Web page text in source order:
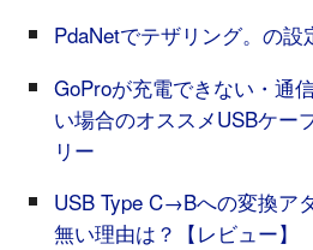
PdaNetでテザリング。の
GoProが充電できない・通
い場合のオススメUSBケー
リー
USB Type C→Bへの変換ア
無い理由は？【レビュー】